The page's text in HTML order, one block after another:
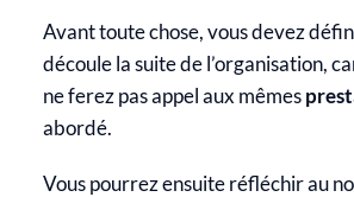
Avant toute chose, vous devez
découle la suite de l’organisation,
ne ferez pas appel aux mêmes
abordé.
Vous pourrez ensuite réfléchir au